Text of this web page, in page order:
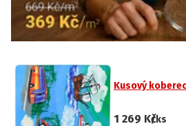
Kusový
1 269 Kč/ks